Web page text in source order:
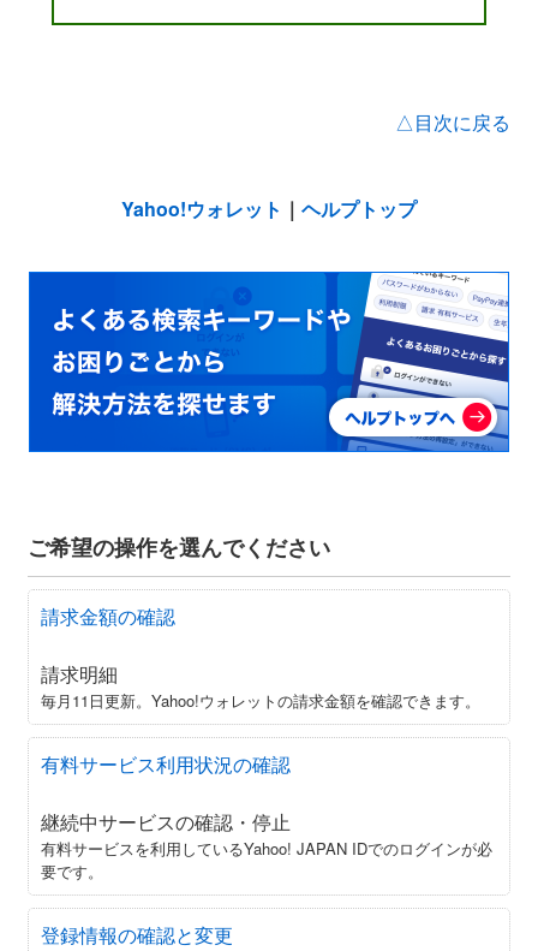
△目次に戻る
Yahoo!ウォレット ｜ ヘルプトップ
ご希望の操作を選んでください
請求金額の確認
請求明細
毎月11日更新。Yahoo!ウォレットの請求金額を確認できます。
有料サービス利用状況の確認
継続中サービスの確認・停止
有料サービスを利用しているYahoo! JAPAN IDでのログインが必
要です。
登録情報の確認と変更